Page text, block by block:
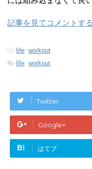
記事を見てコメントする
- life, workout
- life, workout
Twitter
Google+
B! はてブ